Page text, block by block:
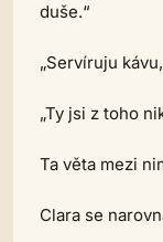
duše.“
„Servíruju
„Ty jsi z toho
Ta věta mezi
Clara se